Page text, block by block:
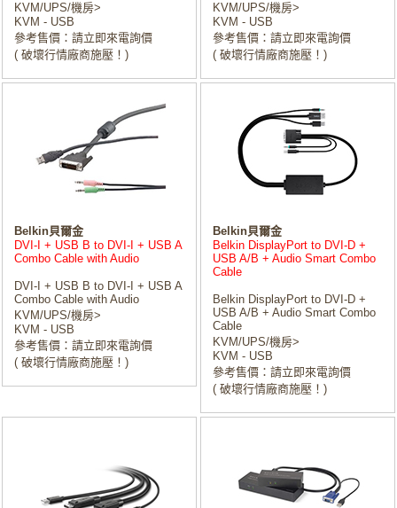
KVM/UPS/機房>
KVM - USB
參考售價：請立即來電詢價
( 破壞行情廠商施壓！)
KVM/UPS/機房>
KVM - USB
參考售價：請立即來電詢價
( 破壞行情廠商施壓！)
Belkin貝爾金
DVI-I + USB B to DVI-I + USB A
Combo Cable with Audio
DVI-I + USB B to DVI-I + USB A
Combo Cable with Audio
KVM/UPS/機房>
KVM - USB
參考售價：請立即來電詢價
( 破壞行情廠商施壓！)
Belkin貝爾金
Belkin DisplayPort to DVI-D +
USB A/B + Audio Smart Combo
Cable
Belkin DisplayPort to DVI-D +
USB A/B + Audio Smart Combo
Cable
KVM/UPS/機房>
KVM - USB
參考售價：請立即來電詢價
( 破壞行情廠商施壓！)